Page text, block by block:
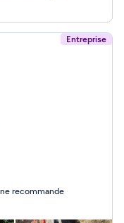
Entreprise